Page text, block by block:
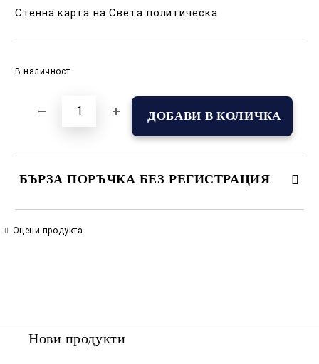
Стенна карта на Света политическа
В наличност
БЪРЗА ПОРЪЧКА БЕЗ РЕГИСТРАЦИЯ
Оцени продукта
Нови продукти